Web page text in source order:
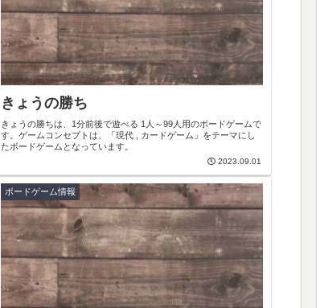
きょうの勝ち
きょうの勝ちは、1分前後で遊べる 1人～99人用のボードゲームで
す。ゲームコンセプトは、「現代 , カードゲーム」をテーマにし
たボードゲームとなっています。
2023.09.01
ボードゲーム情報